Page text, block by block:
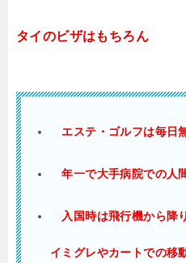
タイのビザはもちろん
エステ・ゴルフは毎日
年一で大手病院での人
入国時は飛行機から降
イミグレやカートでの移